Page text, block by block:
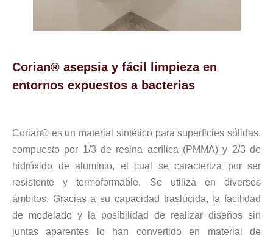
Corian® asepsia y fácil limpieza en
entornos expuestos a bacterias
Corian® es un material sintético para superficies sólidas,
compuesto por 1/3 de resina acrílica (PMMA) y 2/3 de
hidróxido de aluminio, el cual se caracteriza por ser
resistente y termoformable. Se utiliza en diversos
ámbitos. Gracias a su capacidad traslúcida, la facilidad
de modelado y la posibilidad de realizar diseños sin
juntas aparentes lo han convertido en material de